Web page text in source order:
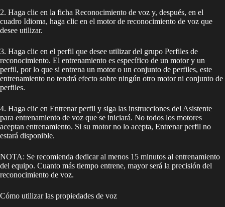
2. Haga clic en la ficha Reconocimiento de voz y, después, en el
cuadro Idioma, haga clic en el motor de reconocimiento de voz que
desee utilizar.
3. Haga clic en el perfil que desee utilizar del grupo Perfiles de
reconocimiento. El entrenamiento es específico de un motor y un
perfil, por lo que si entrena un motor o un conjunto de perfiles, este
entrenamiento no tendrá efecto sobre ningún otro motor ni conjunto de
perfiles.
4. Haga clic en Entrenar perfil y siga las instrucciones del Asistente
para entrenamiento de voz que se iniciará. No todos los motores
aceptan entrenamiento. Si su motor no lo acepta, Entrenar perfil no
estará disponible.
NOTA: Se recomienda dedicar al menos 15 minutos al entrenamiento
del equipo. Cuanto más tiempo entrene, mayor será la precisión del
reconocimiento de voz.
Cómo utilizar las propiedades de voz